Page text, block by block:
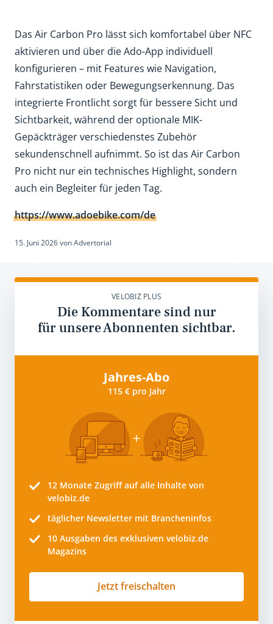
Das Air Carbon Pro lässt sich komfortabel über NFC
aktivieren und über die Ado-App individuell
konfigurieren – mit Features wie Navigation,
Fahrstatistiken oder Bewegungserkennung. Das
integrierte Frontlicht sorgt für bessere Sicht und
Sichtbarkeit, während der optionale MIK-
Gepäckträger verschiedenstes Zubehör
sekundenschnell aufnimmt. So ist das Air Carbon
Pro nicht nur ein technisches Highlight, sondern
auch ein Begleiter für jeden Tag.
https://www.adoebike.com/de
15. Juni 2026vonAdvertorial
VELOBIZ PLUS
Die Kommentare sind nur
für unsere Abonnenten sichtbar.
Jahres-Abo
115 € pro Jahr
12 Monate Zugriff auf alle Inhalte von
velobiz.de
täglicher Newsletter mit Brancheninfos
10 Ausgaben des exklusiven velobiz.de
Magazins
Jetzt freischalten